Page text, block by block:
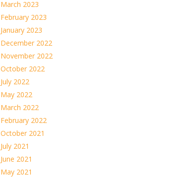
March 2023
February 2023
January 2023
December 2022
November 2022
October 2022
July 2022
May 2022
March 2022
February 2022
October 2021
July 2021
June 2021
May 2021